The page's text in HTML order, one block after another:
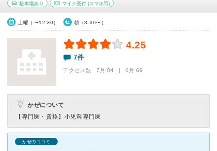
駐車場あり マイナ受付(スマホ可)
土曜（〜12:30） 朝（8:30〜）
4.25
7件
アクセス数 7月:84 | 6月:66
かぜについて
【専門医・資格】 小児科専門医
かぜの口コミ